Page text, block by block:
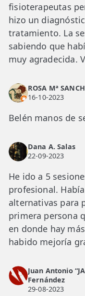
fisioterapeutas
hizo un
tratamiento. La
sabiendo que
muy agradecida.
ROSA Mª
16-10-2023
Belén manos de
Dana A. Salas
22-09-2023
He ido a 5
profesional.
alternativas para
primera persona
en donde hay
habido mejoría
Juan Antonio
Fernández
29-08-2023